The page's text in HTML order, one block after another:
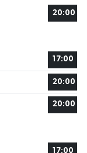
20:00
17:00
20:00
20:00
17:00